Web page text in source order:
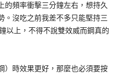
的頻率衝擊三分鐘左右，想持久
。沒吃之前我差不多只能堅持三
以上，不得不說雙效威而鋼真的
）時效果更好，那麼也必須要按